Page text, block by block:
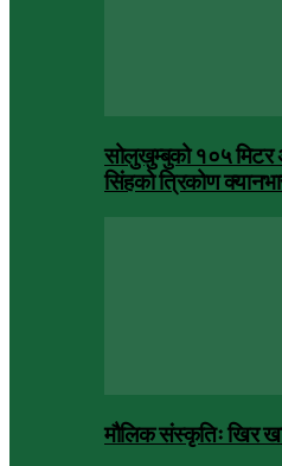
सोलुखुम्बुको १०५ मिटर
सिंहको त्रिकोण
मौलिक संस्कृतिः खिर